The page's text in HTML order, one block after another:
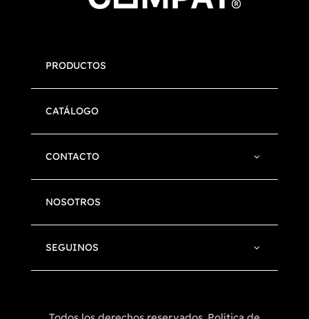
PRODUCTOS
CATÁLOGO
CONTACTO
NOSOTROS
SEGUINOS